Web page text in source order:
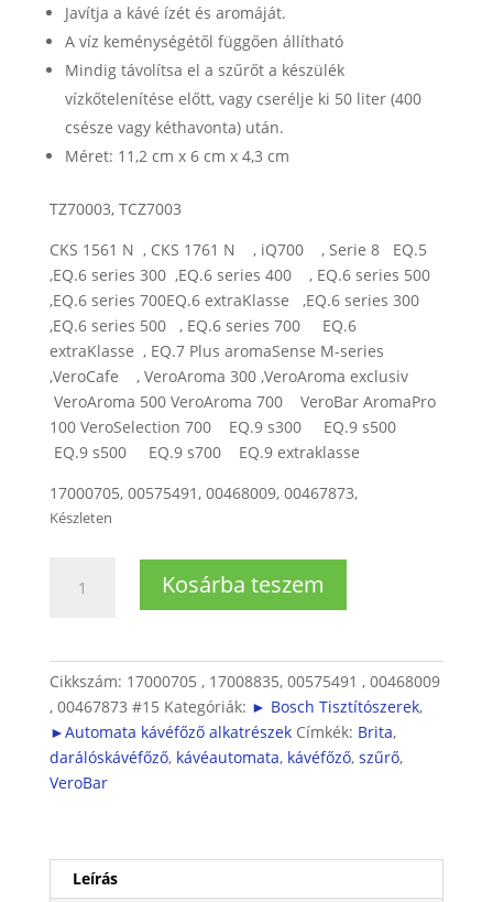
Javítja a kávé ízét és aromáját.
A víz keménységétől függően állítható
Mindig távolítsa el a szűrőt a készülék
vízkőtelenítése előtt, vagy cserélje ki 50 liter (400
csésze vagy kéthavonta) után.
Méret: 11,2 cm x 6 cm x 4,3 cm
TZ70003, TCZ7003
CKS 1561 N , CKS 1761 N , iQ700 , Serie 8 EQ.5
,EQ.6 series 300 ,EQ.6 series 400 , EQ.6 series 500
,EQ.6 series 700EQ.6 extraKlasse ,EQ.6 series 300
,EQ.6 series 500 , EQ.6 series 700 EQ.6
extraKlasse , EQ.7 Plus aromaSense M-series
,VeroCafe , VeroAroma 300 ,VeroAroma exclusiv
VeroAroma 500 VeroAroma 700 VeroBar AromaPro
100 VeroSelection 700 EQ.9 s300 EQ.9 s500
EQ.9 s500 EQ.9 s700 EQ.9 extraklasse
17000705, 00575491, 00468009, 00467873,
Készleten
Intenza
Siemens,
és
Gaggenau
Kosárba teszem
Cikkszám: 17000705 , 17008835, 00575491 , 00468009
, 00467873 #15 Kategóriák: ► Bosch Tisztítószerek,
►Automata kávéfőző alkatrészek Címkék: Brita,
darálóskávéfőző, kávéautomata, kávéfőző, szűrő,
VeroBar
Leírás